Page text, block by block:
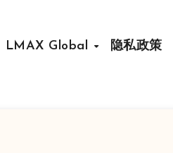
LMAX Global 隐私政策